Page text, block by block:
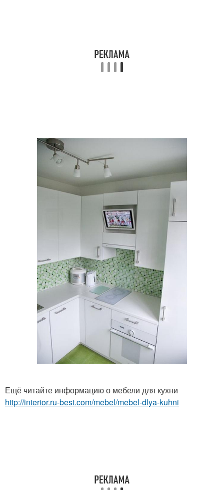
Ещё читайте информацию о мебели для кухни
http://interior.ru-best.com/mebel/mebel-dlya-kuhni